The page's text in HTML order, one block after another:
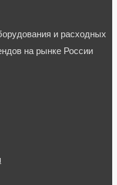
и расходных
на рынке России